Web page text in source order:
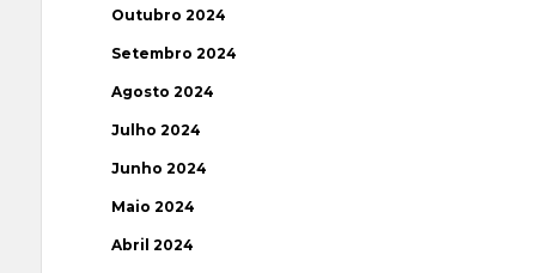
Outubro 2024
Setembro 2024
Agosto 2024
Julho 2024
Junho 2024
Maio 2024
Abril 2024